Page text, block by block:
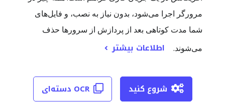
مرورگر اجرا می‌شود، بدون نیاز به نصب، و فایل‌های
شما مدت کوتاهی بعد از پردازش از سرورها حذف
می‌شوند.
اطلاعات بیشتر
OCR دسته‌ای شروع کنید